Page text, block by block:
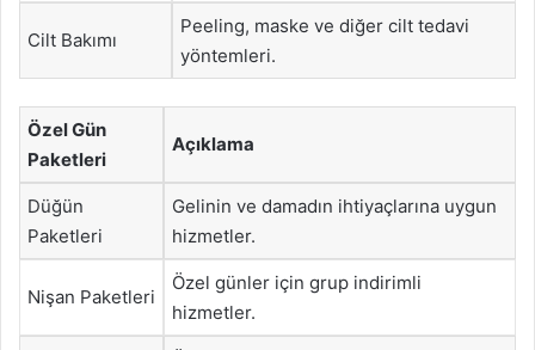
Cilt Bakımı
Peeling, maske ve diğer cilt tedavi
yöntemleri.
Özel Gün
Paketleri
Açıklama
Düğün
Paketleri
Gelinin ve damadın ihtiyaçlarına uygun
hizmetler.
Nişan Paketleri
Özel günler için grup indirimli
hizmetler.